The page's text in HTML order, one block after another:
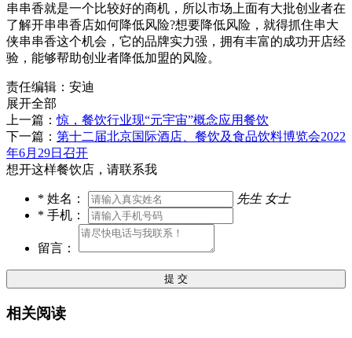
串串香就是一个比较好的商机，所以市场上面有大批创业者在
了解开串串香店如何降低风险?想要降低风险，就得抓住串大
侠串串香这个机会，它的品牌实力强，拥有丰富的成功开店经
验，能够帮助创业者降低加盟的风险。
责任编辑：安迪
展开全部
上一篇：惊，餐饮行业现“元宇宙”概念应用餐饮
下一篇： 第十二届北京国际酒店、餐饮及食品饮料博览会2022
年6月29日召开
想开这样餐饮店，请联系我
* 姓名： 先生 女士
* 手机：
留言：
提 交
相关阅读